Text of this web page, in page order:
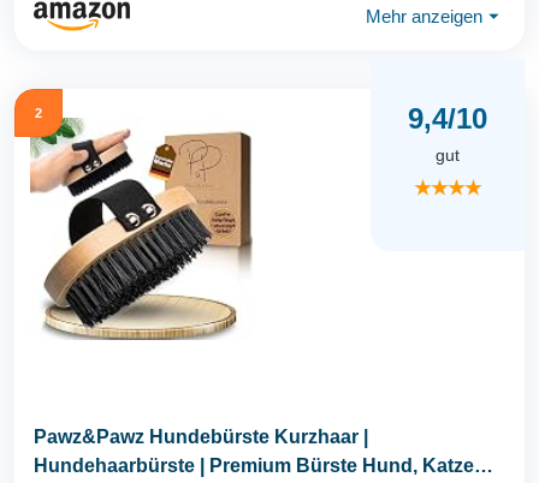
Mehr anzeigen ⏷
2 9,4/10
gut
★★★★
Pawz&Pawz Hundebürste Kurzhaar |
Hundehaarbürste | Premium Bürste Hund, Katze